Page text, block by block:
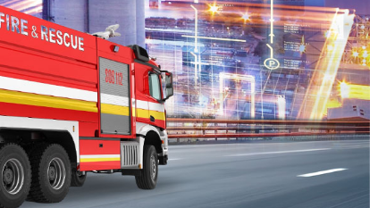
한국의 Türkçe
Melayu ไทย
Tiếng Việt Indonesia
中文 қазақ
Filipino